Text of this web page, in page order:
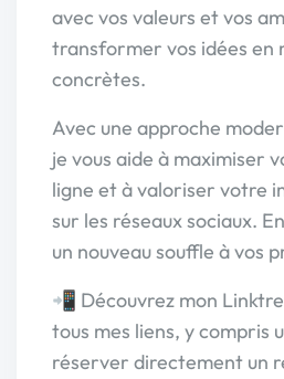
avec vos valeurs et vos
transformer vos idées en
concrètes.
Avec une approche
je vous aide à maximiser
ligne et à valoriser votre
sur les réseaux sociaux.
un nouveau souffle à vos
📲 Découvrez mon
tous mes liens, y compris
réserver directement un